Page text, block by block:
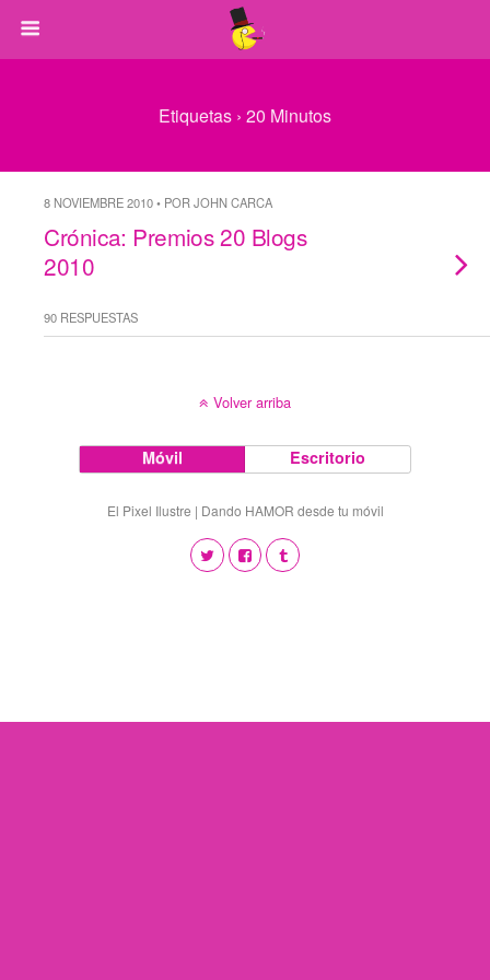
Etiquetas › 20 Minutos
8 NOVIEMBRE 2010 • POR JOHN CARCA
Crónica: Premios 20 Blogs
2010
90 RESPUESTAS
Volver arriba
Móvil Escritorio
El Pixel Ilustre | Dando HAMOR desde tu móvil